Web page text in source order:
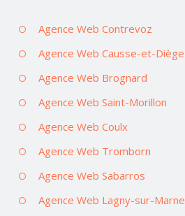
Agence Web Contrevoz
Agence Web Causse-et-Diège
Agence Web Brognard
Agence Web Saint-Morillon
Agence Web Coulx
Agence Web Tromborn
Agence Web Sabarros
Agence Web Lagny-sur-Marne